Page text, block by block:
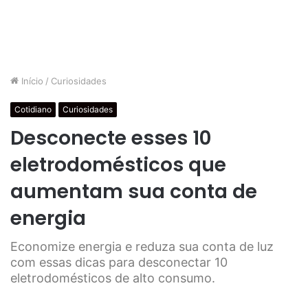
Início / Curiosidades
Cotidiano Curiosidades
Desconecte esses 10
eletrodomésticos que
aumentam sua conta de
energia
Economize energia e reduza sua conta de luz
com essas dicas para desconectar 10
eletrodomésticos de alto consumo.